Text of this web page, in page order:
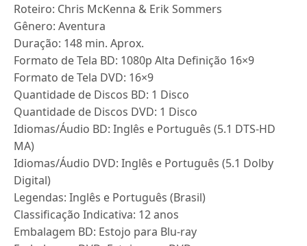
Roteiro: Chris McKenna & Erik Sommers
Gênero: Aventura
Duração: 148 min. Aprox.
Formato de Tela BD: 1080p Alta Definição 16×9
Formato de Tela DVD: 16×9
Quantidade de Discos BD: 1 Disco
Quantidade de Discos DVD: 1 Disco
Idiomas/Áudio BD: Inglês e Português (5.1 DTS-HD
MA)
Idiomas/Áudio DVD: Inglês e Português (5.1 Dolby
Digital)
Legendas: Inglês e Português (Brasil)
Classificação Indicativa: 12 anos
Embalagem BD: Estojo para Blu-ray